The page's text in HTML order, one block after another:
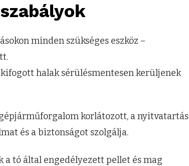
minden szükséges eszköz –
halak sérülésmentesen kerüljenek
korlátozott, a nyitvatartás
és a biztonságot szolgálja.
a tó által engedélyezett pellet és mag